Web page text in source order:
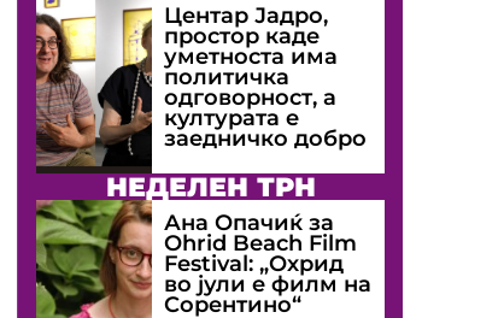
Центар Јадро,
простор каде
уметноста има
политичка
одговорност, а
културата е
заедничко добро
НЕДЕЛЕН ТРН
Ана Опачиќ за
Оhrid Beach Film
Festival: „Охрид
во јули е филм на
Сорентино“